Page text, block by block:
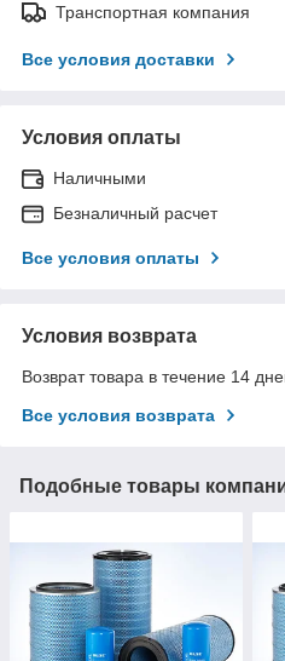
Транспортная компания
Все условия доставки
Условия оплаты
Наличными
Безналичный расчет
Все условия оплаты
Условия возврата
Возврат товара в течение 14
Все условия возврата
Подобные товары